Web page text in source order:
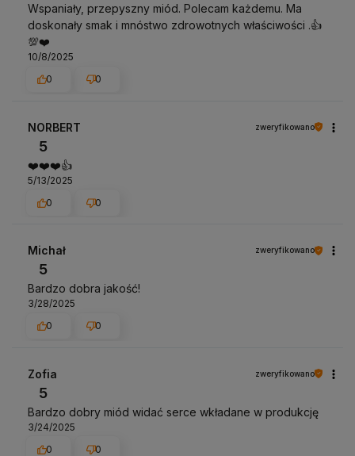
Wspaniały, przepyszny miód. Polecam każdemu. Ma
doskonały smak i mnóstwo zdrowotnych właściwości .👍️
💯❤️
10/8/2025
0
0
NORBERT zweryfikowano
5
❤️❤️❤️👍️
5/13/2025
0
0
Michał zweryfikowano
5
Bardzo dobra jakość!
3/28/2025
0
0
Zofia zweryfikowano
5
Bardzo dobry miód widać serce wkładane w produkcję
3/24/2025
0
0